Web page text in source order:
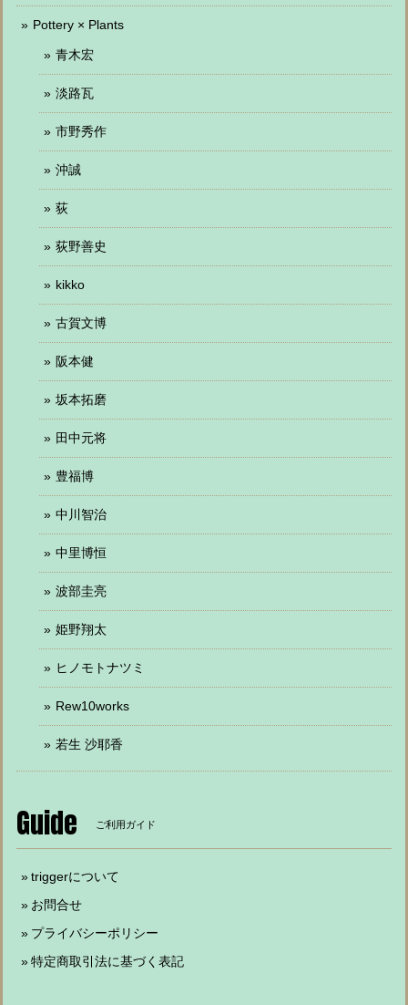
Pottery × Plants
青木宏
淡路瓦
市野秀作
沖誠
荻
荻野善史
kikko
古賀文博
阪本健
坂本拓磨
田中元将
豊福博
中川智治
中里博恒
波部圭亮
姫野翔太
ヒノモトナツミ
Rew10works
若生 沙耶香
Guide ご利用ガイド
triggerについて
お問合せ
プライバシーポリシー
特定商取引法に基づく表記